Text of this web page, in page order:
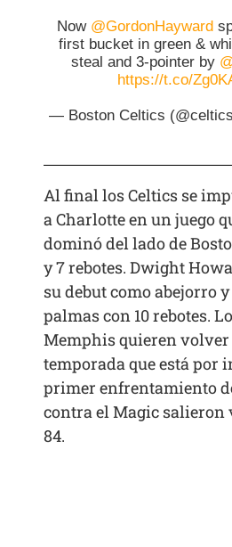
Now @GordonHayward
first bucket in green &
steal and 3-pointer by
https://t.co/
— Boston Celtics
Al final los Celtics se
a Charlotte en un juego
dominó del lado de
y 7 rebotes. Dwight
su debut como abejorro
palmas con 10 rebotes.
Memphis quieren
temporada que está por
primer enfrentamiento
contra el Magic salieron
84.